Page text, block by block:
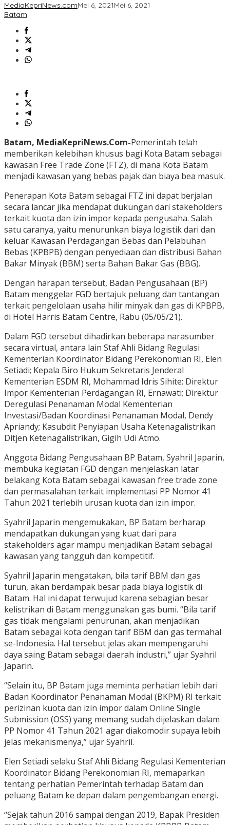
MediaKepriNews.comMei 6, 2021Mei 6, 2021
Batam
Batam, MediaKepriNews.Com-Pemerintah telah
memberikan kelebihan khusus bagi Kota Batam sebagai
kawasan Free Trade Zone (FTZ), di mana Kota Batam
menjadi kawasan yang bebas pajak dan biaya bea masuk.
Penerapan Kota Batam sebagai FTZ ini dapat berjalan
secara lancar jika mendapat dukungan dari stakeholders
terkait kuota dan izin impor kepada pengusaha. Salah
satu caranya, yaitu menurunkan biaya logistik dari dan
keluar Kawasan Perdagangan Bebas dan Pelabuhan
Bebas (KPBPB) dengan penyediaan dan distribusi Bahan
Bakar Minyak (BBM) serta Bahan Bakar Gas (BBG).
Dengan harapan tersebut, Badan Pengusahaan (BP)
Batam menggelar FGD bertajuk peluang dan tantangan
terkait pengelolaan usaha hilir minyak dan gas di KPBPB,
di Hotel Harris Batam Centre, Rabu (05/05/21).
Dalam FGD tersebut dihadirkan beberapa narasumber
secara virtual, antara lain Staf Ahli Bidang Regulasi
Kementerian Koordinator Bidang Perekonomian RI, Elen
Setiadi; Kepala Biro Hukum Sekretaris Jenderal
Kementerian ESDM RI, Mohammad Idris Sihite; Direktur
Impor Kementerian Perdagangan RI, Ernawati; Direktur
Deregulasi Penanaman Modal Kementerian
Investasi/Badan Koordinasi Penanaman Modal, Dendy
Apriandy; Kasubdit Penyiapan Usaha Ketenagalistrikan
Ditjen Ketenagalistrikan, Gigih Udi Atmo.
Anggota Bidang Pengusahaan BP Batam, Syahril Japarin,
membuka kegiatan FGD dengan menjelaskan latar
belakang Kota Batam sebagai kawasan free trade zone
dan permasalahan terkait implementasi PP Nomor 41
Tahun 2021 terlebih urusan kuota dan izin impor.
Syahril Japarin mengemukakan, BP Batam berharap
mendapatkan dukungan yang kuat dari para
stakeholders agar mampu menjadikan Batam sebagai
kawasan yang tangguh dan kompetitif.
Syahril Japarin mengatakan, bila tarif BBM dan gas
turun, akan berdampak besar pada biaya logistik di
Batam. Hal ini dapat terwujud karena sebagian besar
kelistrikan di Batam menggunakan gas bumi. “Bila tarif
gas tidak mengalami penurunan, akan menjadikan
Batam sebagai kota dengan tarif BBM dan gas termahal
se-Indonesia. Hal tersebut jelas akan mempengaruhi
daya saing Batam sebagai daerah industri,” ujar Syahril
Japarin.
“Selain itu, BP Batam juga meminta perhatian lebih dari
Badan Koordinator Penanaman Modal (BKPM) RI terkait
perizinan kuota dan izin impor dalam Online Single
Submission (OSS) yang memang sudah dijelaskan dalam
PP Nomor 41 Tahun 2021 agar diakomodir supaya lebih
jelas mekanismenya,” ujar Syahril.
Elen Setiadi selaku Staf Ahli Bidang Regulasi Kementerian
Koordinator Bidang Perekonomian RI, memaparkan
tentang perhatian Pemerintah terhadap Batam dan
peluang Batam ke depan dalam pengembangan energi.
“Sejak tahun 2016 sampai dengan 2019, Bapak Presiden